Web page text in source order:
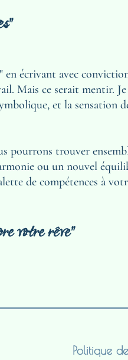
écrivant avec
Mais ce serait mentir.
et la sensation
pourrons trouver
ou un nouvel
de compétences à
votre rêve"
Politique